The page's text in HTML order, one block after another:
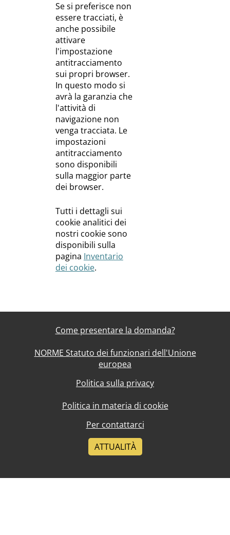
Se si preferisce non
essere tracciati, è
anche possibile
attivare
l'impostazione
antitracciamento
sui propri browser.
In questo modo si
avrà la garanzia che
l'attività di
navigazione non
venga tracciata. Le
impostazioni
antitracciamento
sono disponibili
sulla maggior parte
dei browser.
Tutti i dettagli sui
cookie analitici dei
nostri cookie sono
disponibili sulla
pagina Inventario
dei cookie.
Come presentare la domanda?
NORME Statuto dei funzionari dell'Unione
europea
Politica sulla privacy
Politica in materia di cookie
Per contattarci
ATTUALITÀ